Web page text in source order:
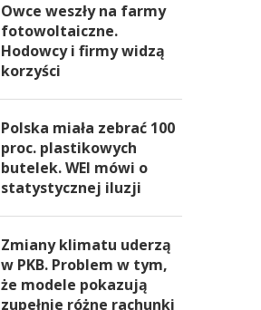
Owce weszły na farmy
fotowoltaiczne.
Hodowcy i firmy widzą
korzyści
Polska miała zebrać 100
proc. plastikowych
butelek. WEI mówi o
statystycznej iluzji
Zmiany klimatu uderzą
w PKB. Problem w tym,
że modele pokazują
zupełnie różne rachunki